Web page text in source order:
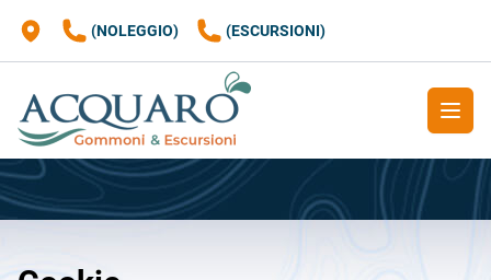
(NOLEGGIO) (ESCURSIONI)
APRI